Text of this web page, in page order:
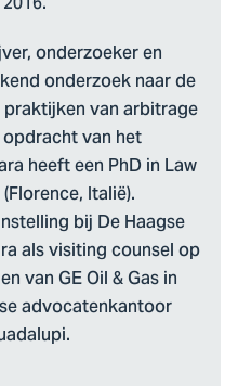
onderzoeker en
onderzoek naar de
van arbitrage
van het
heeft een PhD in Law
Italië).
bij De Haagse
als visiting counsel op
van GE Oil & Gas in
advocatenkantoor